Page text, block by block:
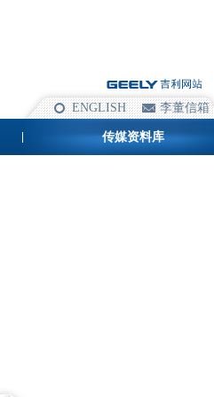
ENGLISH 李董信箱
传媒资料库